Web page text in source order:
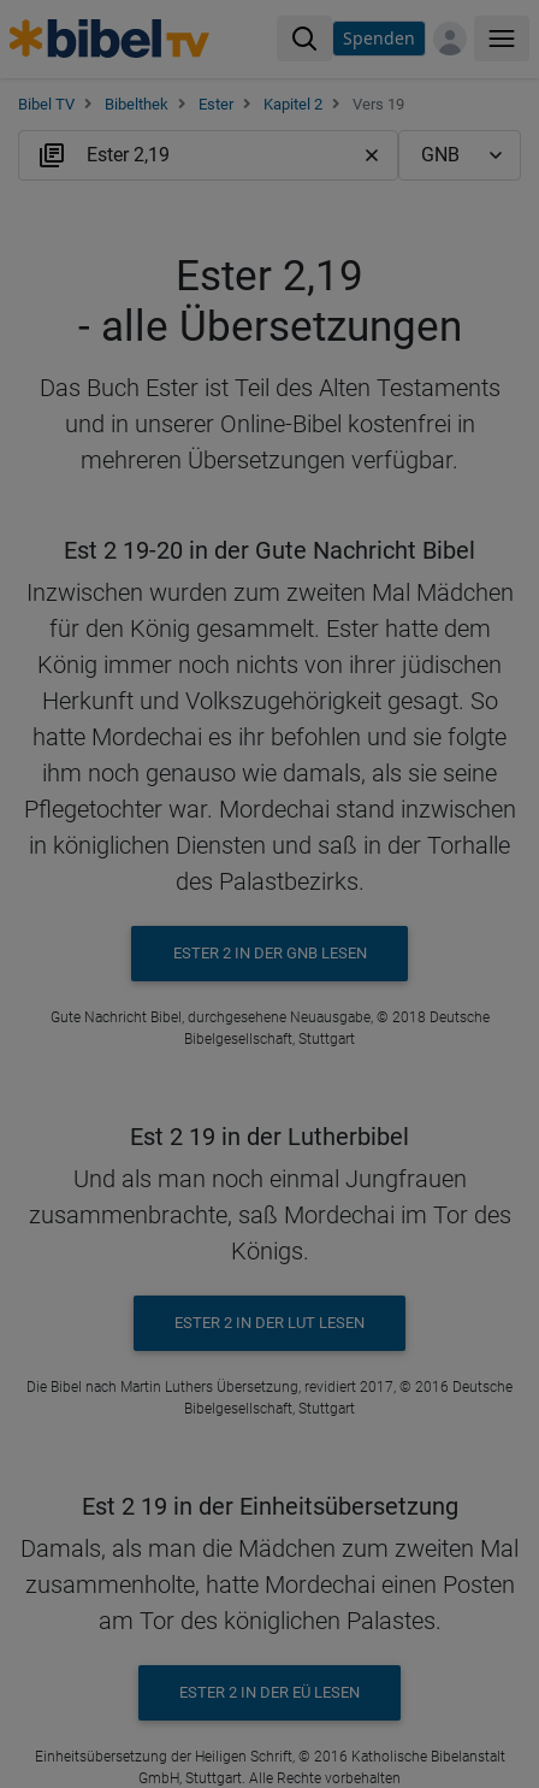
Spenden
Bibel TV Bibelthek Ester Kapitel 2 Vers 19
Ester 2,19
- alle Übersetzungen
Das Buch Ester ist Teil des Alten Testaments
und in unserer Online-Bibel kostenfrei in
mehreren Übersetzungen verfügbar.
Est 2 19-20 in der Gute Nachricht Bibel
Inzwischen wurden zum zweiten Mal Mädchen
für den König gesammelt. Ester hatte dem
König immer noch nichts von ihrer jüdischen
Herkunft und Volkszugehörigkeit gesagt. So
hatte Mordechai es ihr befohlen und sie folgte
ihm noch genauso wie damals, als sie seine
Pflegetochter war. Mordechai stand inzwischen
in königlichen Diensten und saß in der Torhalle
des Palastbezirks.
ESTER 2 IN DER GNB LESEN
Gute Nachricht Bibel, durchgesehene Neuausgabe, © 2018 Deutsche
Bibelgesellschaft, Stuttgart
Est 2 19 in der Lutherbibel
Und als man noch einmal Jungfrauen
zusammenbrachte, saß Mordechai im Tor des
Königs.
ESTER 2 IN DER LUT LESEN
Die Bibel nach Martin Luthers Übersetzung, revidiert 2017, © 2016 Deutsche
Bibelgesellschaft, Stuttgart
Est 2 19 in der Einheitsübersetzung
Damals, als man die Mädchen zum zweiten Mal
zusammenholte, hatte Mordechai einen Posten
am Tor des königlichen Palastes.
ESTER 2 IN DER EÜ LESEN
Einheitsübersetzung der Heiligen Schrift, © 2016 Katholische Bibelanstalt
GmbH, Stuttgart. Alle Rechte vorbehalten